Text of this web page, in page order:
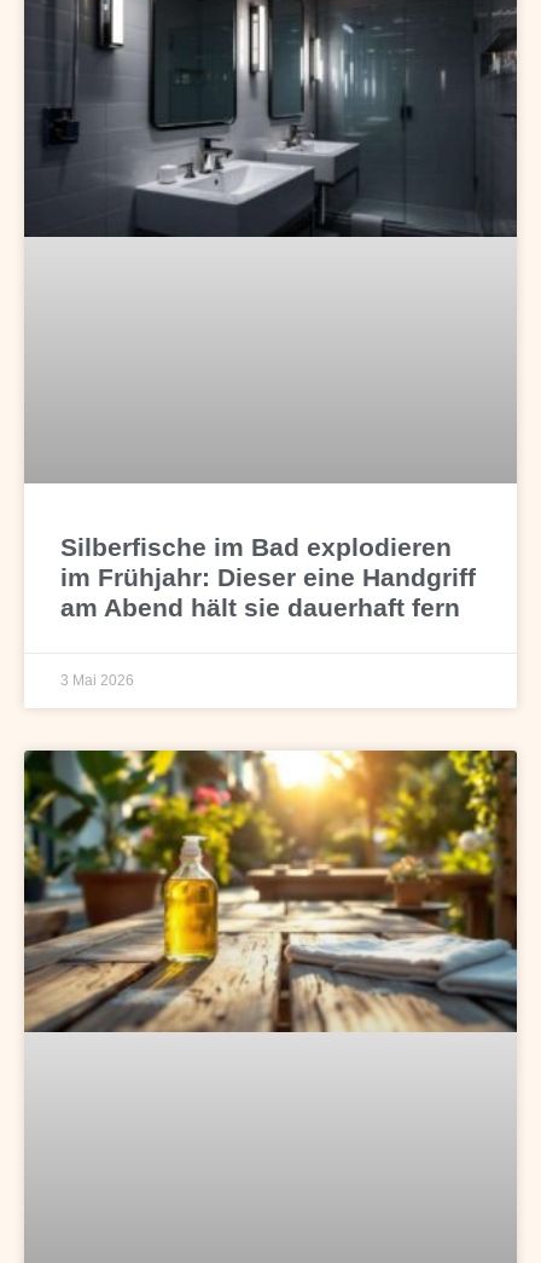
Silberfische im Bad explodieren
im Frühjahr: Dieser eine Handgriff
am Abend hält sie dauerhaft fern
3 Mai 2026